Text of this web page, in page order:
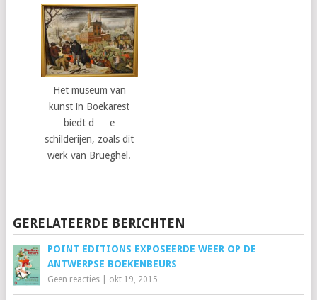
Het museum van
kunst in Boekarest
biedt d … e
schilderijen, zoals dit
werk van Brueghel.
GERELATEERDE BERICHTEN
POINT EDITIONS EXPOSEERDE WEER OP DE
ANTWERPSE BOEKENBEURS
Geen reacties| okt 19, 2015